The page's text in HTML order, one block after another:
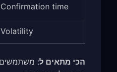
Confirmation time
Volatility
הכי מתאים ל